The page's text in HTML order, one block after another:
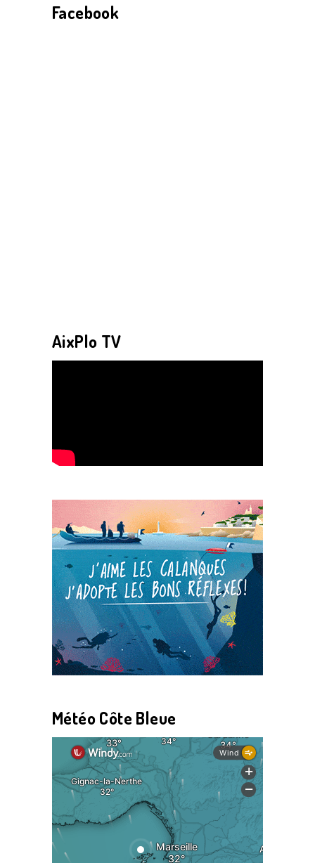
Facebook
AixPlo TV
Météo Côte Bleue